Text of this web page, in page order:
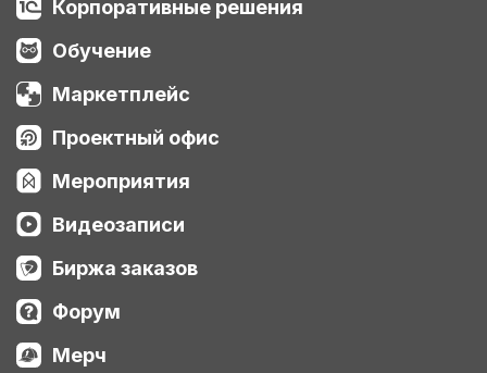
Корпоративные решения
Обучение
Маркетплейс
Проектный офис
Мероприятия
Видеозаписи
Биржа заказов
Форум
Мерч